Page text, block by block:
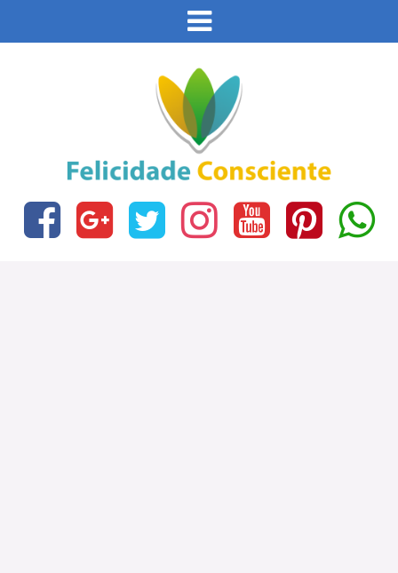
Este site usa cookies e outras tecnologias similares
para lembrar e entender como você usa nosso site,
analisar seu uso de nossos produtos e serviços,
conteúdo de terceiros. Leia mais em